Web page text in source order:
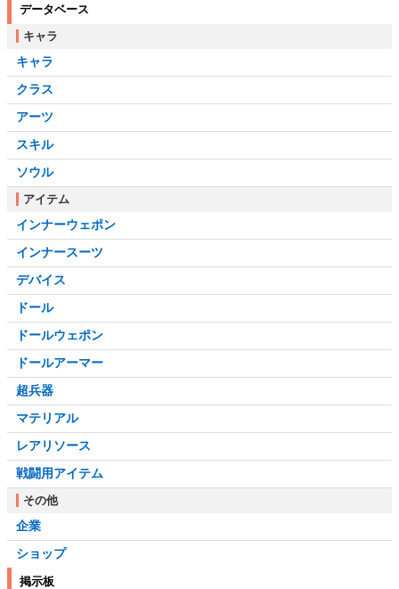
データベース
キャラ
キャラ
クラス
アーツ
スキル
ソウル
アイテム
インナーウェポン
インナースーツ
デバイス
ドール
ドールウェポン
ドールアーマー
超兵器
マテリアル
レアリソース
戦闘用アイテム
その他
企業
ショップ
掲示板